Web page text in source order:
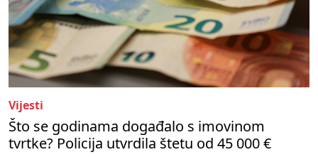
Vijesti
Što se godinama događalo s imovinom
tvrtke? Policija utvrdila štetu od 45 000 €